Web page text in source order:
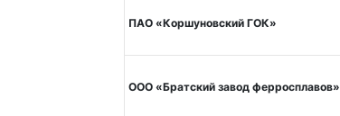
ПАО «Коршуновский ГОК»
ООО «Братский завод ферросплавов»